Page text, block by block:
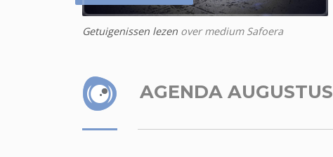
Getuigenissen lezen over medium Safoera
AGENDA AUGUSTUS